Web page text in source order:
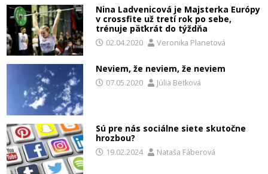
Nina Ladvenicová je Majsterka Európy
v crossfite už tretí rok po sebe,
trénuje päťkrát do týždňa
02.04.2020 Veronika Planetová
Neviem, že neviem, že neviem
07.05.2020 Júlia Beťková
Sú pre nás sociálne siete skutočne
hrozbou?
19.02.2024 Nataša Fáberová